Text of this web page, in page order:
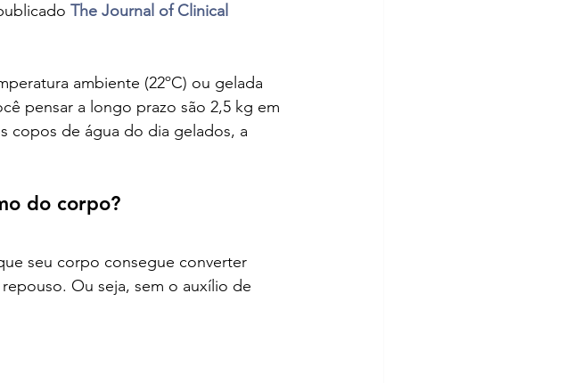
The Journal of Clinical
ambiente (22ºC) ou gelada
pensar a longo prazo são 2,5 kg em
copos de água do dia gelados, a
do corpo?
seu corpo consegue converter
Ou seja, sem o auxílio de